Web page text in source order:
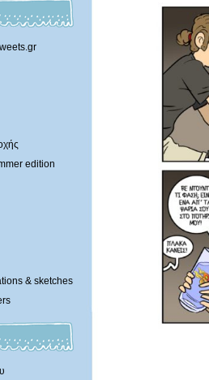
edition
& sketches